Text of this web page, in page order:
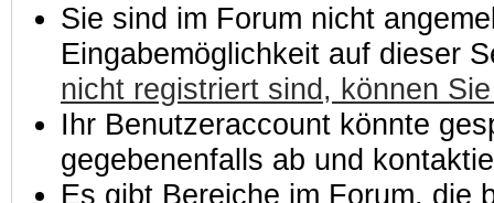
Sie sind im Forum nicht
Eingabemöglichkeit auf dieser
nicht registriert sind, können
Ihr Benutzeraccount könnte
gegebenenfalls ab und
Es gibt Bereiche im Forum, die